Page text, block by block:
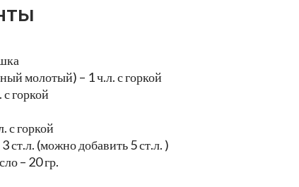
молотый) – 1 ч.л. с горкой
с горкой
с горкой
ст.л. (можно добавить 5 ст.л. )
– 20 гр.